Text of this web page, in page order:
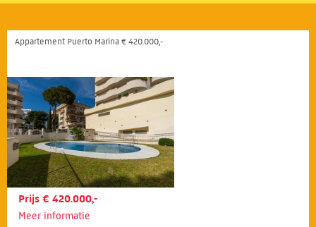
Appartement Puerto Marina € 420.000,-
Prijs € 420.000,-
Meer informatie